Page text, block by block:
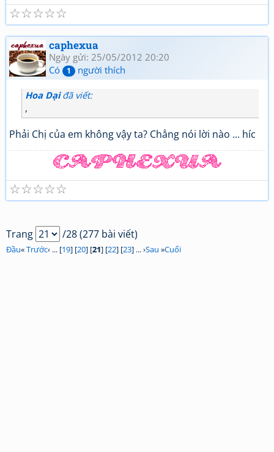
☆
☆
☆
☆
☆
caphexua
Ngày gửi: 25/05/2012 20:20
Có
1 người thích
Hoa Dạiđã viết:
,
Phải Chị của em không vậy ta? Chẳng nói lời nào ... híc
☆
☆
☆
☆
☆
Trang /28 (277 bài viết)
Đầu«Trước‹ ... [19] [20] [21] [22] [23] ... ›Sau »Cuối